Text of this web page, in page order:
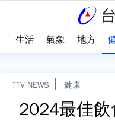
生活 氣象 地方
TTV NEWS 健康
2024最佳